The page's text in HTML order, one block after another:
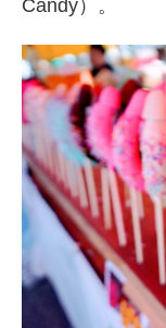
Candy）。